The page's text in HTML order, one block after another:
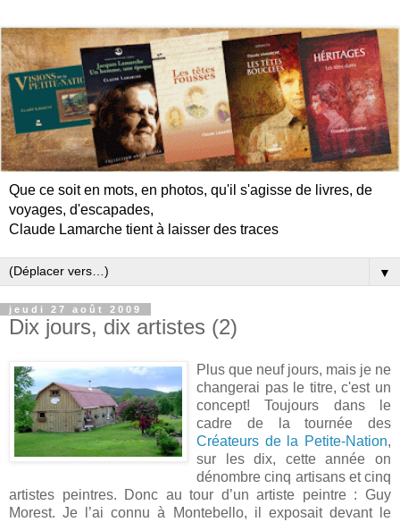
Que ce soit en mots, en photos, qu'il s'agisse de livres, de
voyages, d'escapades,
Claude Lamarche tient à laisser des traces
▼
jeudi 27 août 2009
Dix jours, dix artistes (2)
Plus que neuf jours, mais je ne
changerai pas le titre, c'est un
concept! Toujours dans le
cadre de la tournée des
Créateurs de la Petite-Nation,
sur les dix, cette année on
dénombre cinq artisans et cinq
artistes peintres. Donc au tour d’un artiste peintre : Guy
Morest. Je l’ai connu à Montebello, il exposait devant le